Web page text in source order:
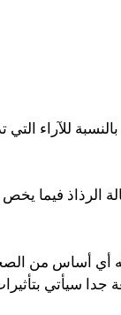
للآراء
فيما
أي أساس من
سيأتي